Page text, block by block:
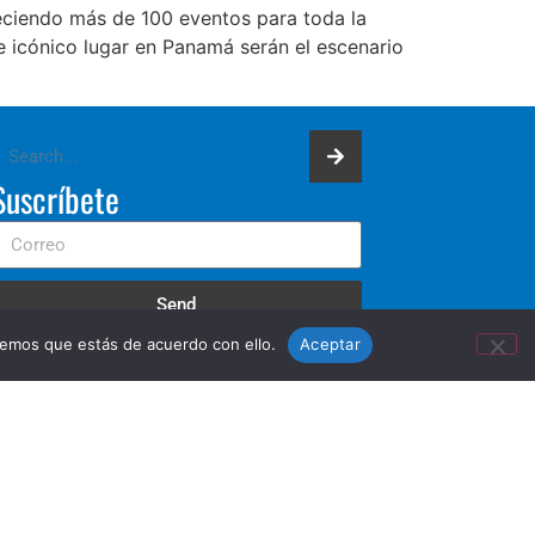
más de 100 eventos para toda la
lugar en Panamá serán el escenario
Send
que estás de acuerdo con ello. Aceptar